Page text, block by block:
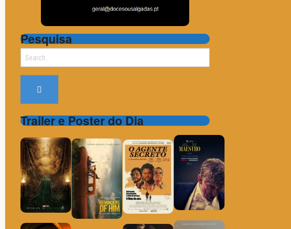
Pesquisa
Trailer e Poster do Dia